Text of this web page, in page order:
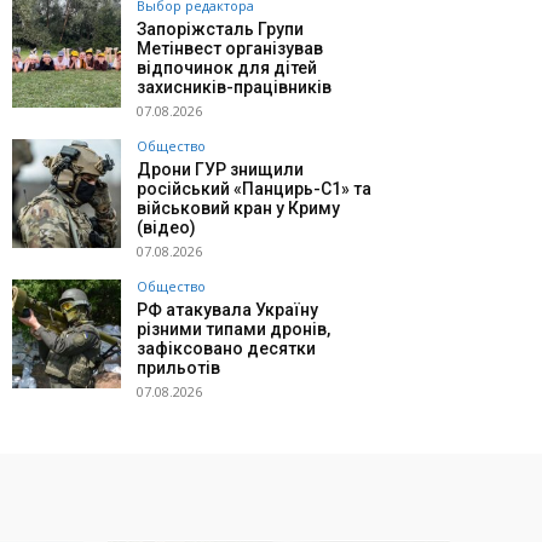
Выбор редактора
Запоріжсталь Групи
Метінвест організував
відпочинок для дітей
захисників-працівників
07.08.2026
Общество
Дрони ГУР знищили
російський «Панцирь-С1» та
військовий кран у Криму
(відео)
07.08.2026
Общество
РФ атакувала Україну
різними типами дронів,
зафіксовано десятки
прильотів
07.08.2026